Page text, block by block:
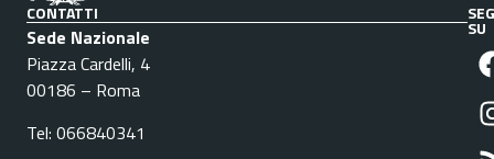
CONTATTI
Sede Nazionale
Piazza Cardelli, 4
00186 – Roma
Tel: 066840341
SU